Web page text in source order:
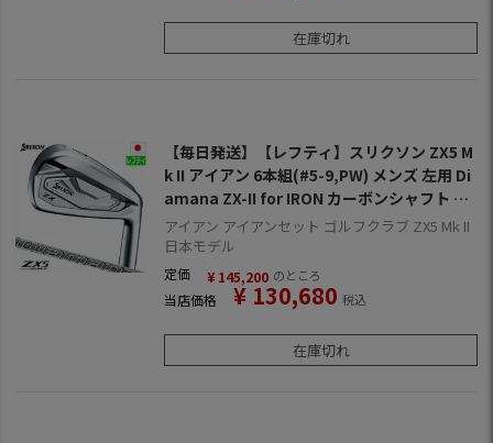
在庫切れ
【毎日発送】【レフティ】スリクソン ZX5 M
k II アイアン 6本組(#5-9,PW) メンズ 左用 Di
amana ZX-II for IRON カーボンシャフト 20
22年モデル 日本正規品 2022年11月発売
アイアン アイアンセット ゴルフクラブ ZX5 Mk II
日本モデル
定価 ¥ 145,200 のところ
当店価格 ¥ 130,680 税込
在庫切れ